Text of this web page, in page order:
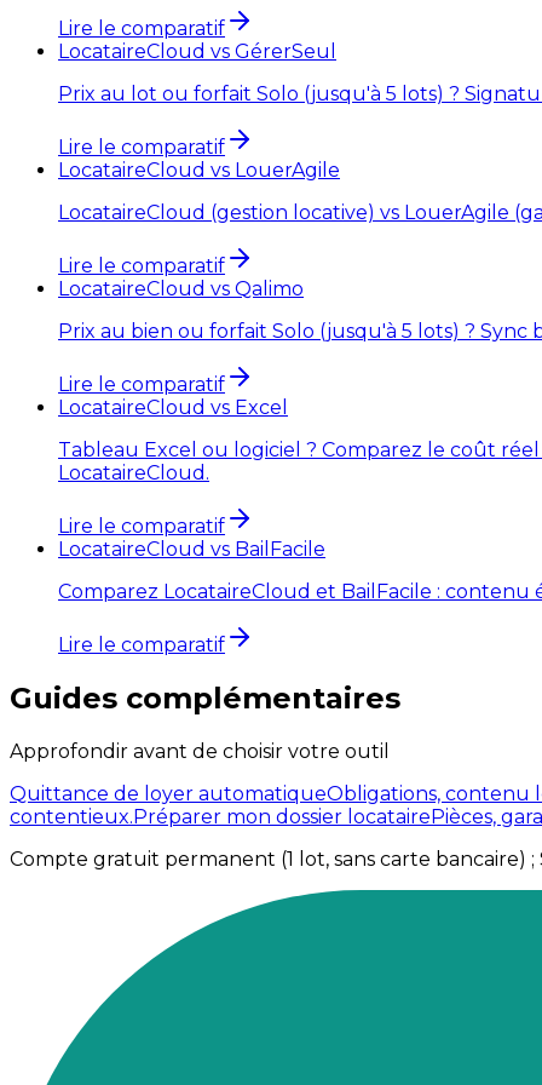
Lire le comparatif
LocataireCloud vs GérerSeul
Prix au lot ou forfait Solo (jusqu'à 5 lots) ?
Lire le comparatif
LocataireCloud vs LouerAgile
LocataireCloud (gestion locative) vs LouerAgile
Lire le comparatif
LocataireCloud vs Qalimo
Prix au bien ou forfait Solo (jusqu'à 5 lots) ?
Lire le comparatif
LocataireCloud vs Excel
Tableau Excel ou logiciel ? Comparez le coût
LocataireCloud.
Lire le comparatif
LocataireCloud vs BailFacile
Comparez LocataireCloud et BailFacile :
Lire le comparatif
Guides complémentaires
Approfondir avant de choisir votre outil
Quittance de loyer automatiqueObligations, contenu
contentieux.Préparer mon dossier locatairePièces,
Compte gratuit permanent (1 lot, sans carte bancaire)